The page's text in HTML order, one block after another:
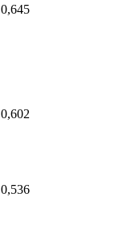
0,645
0,602
0,536